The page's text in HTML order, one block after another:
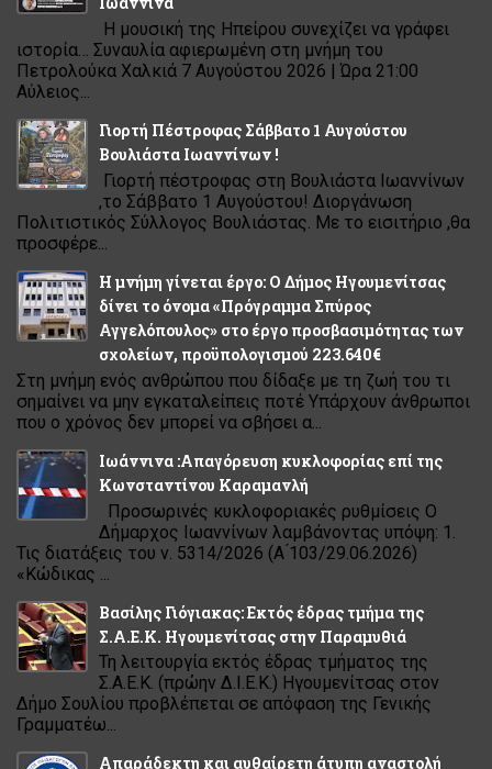
Η μουσική της Ηπείρου συνεχίζει να γράφει
ιστορία… Συναυλία αφιερωμένη στη μνήμη του
Πετρολούκα Χαλκιά 7 Αυγούστου 2026 | Ώρα 21:00
Αύλειος...
Γιορτή Πέστροφας Σάββατο 1 Αυγούστου
Βουλιάστα Ιωαννίνων !
Γιορτή πέστροφας στη Βουλιάστα Ιωαννίνων
,το Σάββατο 1 Αυγούστου! Διοργάνωση
Πολιτιστικός Σύλλογος Βουλιάστας. Με το εισιτήριο ,θα
προσφέρε...
Η μνήμη γίνεται έργο: Ο Δήμος Ηγουμενίτσας
δίνει το όνομα «Πρόγραμμα Σπύρος
Αγγελόπουλος» στο έργο προσβασιμότητας των
σχολείων, προϋπολογισμού 223.640€
Στη μνήμη ενός ανθρώπου που δίδαξε με τη ζωή του τι
σημαίνει να μην εγκαταλείπεις ποτέ Υπάρχουν άνθρωποι
που ο χρόνος δεν μπορεί να σβήσει α...
Ιωάννινα :Απαγόρευση κυκλοφορίας επί της
Κωνσταντίνου Καραμανλή
Προσωρινές κυκλοφοριακές ρυθμίσεις Ο
Δήμαρχος Ιωαννίνων λαμβάνοντας υπόψη: 1.
Τις διατάξεις του ν. 5314/2026 (Α ́103/29.06.2026)
«Κώδικας ...
Βασίλης Γιόγιακας: Εκτός έδρας τμήμα της
Σ.Α.Ε.Κ. Ηγουμενίτσας στην Παραμυθιά
Τη λειτουργία εκτός έδρας τμήματος της
Σ.Α.Ε.Κ. (πρώην Δ.Ι.Ε.Κ.) Ηγουμενίτσας στον
Δήμο Σουλίου προβλέπεται σε απόφαση της Γενικής
Γραμματέω...
Απαράδεκτη και αυθαίρετη άτυπη αναστολή